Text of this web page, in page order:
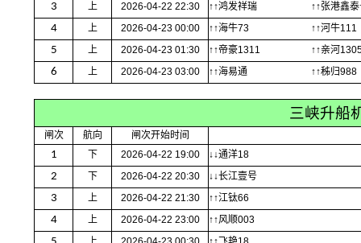
3 上 2026-04-22 22:30 ↑↑鸿发祥瑞 ↑↑张港鑫
4 上 2026-04-23 00:00 ↑↑海牛73 ↑↑河牛111
5 上 2026-04-23 01:30 ↑↑帝豪1311 ↑↑亲河
6 上 2026-04-23 03:00 ↑↑海易通 ↑↑秭归988
三峡升船
闸次 航向 闸次开始时间
1 下 2026-04-22 19:00 ↓↓通洋18
2 下 2026-04-22 20:30 ↓↓长江壹号
3 上 2026-04-22 21:30 ↑↑江钛66
4 上 2026-04-22 23:00 ↑↑风顺003